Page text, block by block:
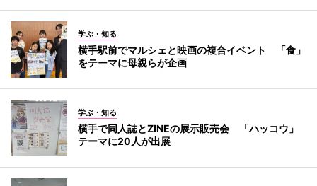
学ぶ・知る
横手駅前でマルシェと映画の複合イベント 「食」
をテーマに母親らが企画
学ぶ・知る
横手で同人誌とZINEの展示販売会 「ハッコウ」
テーマに20人が出展